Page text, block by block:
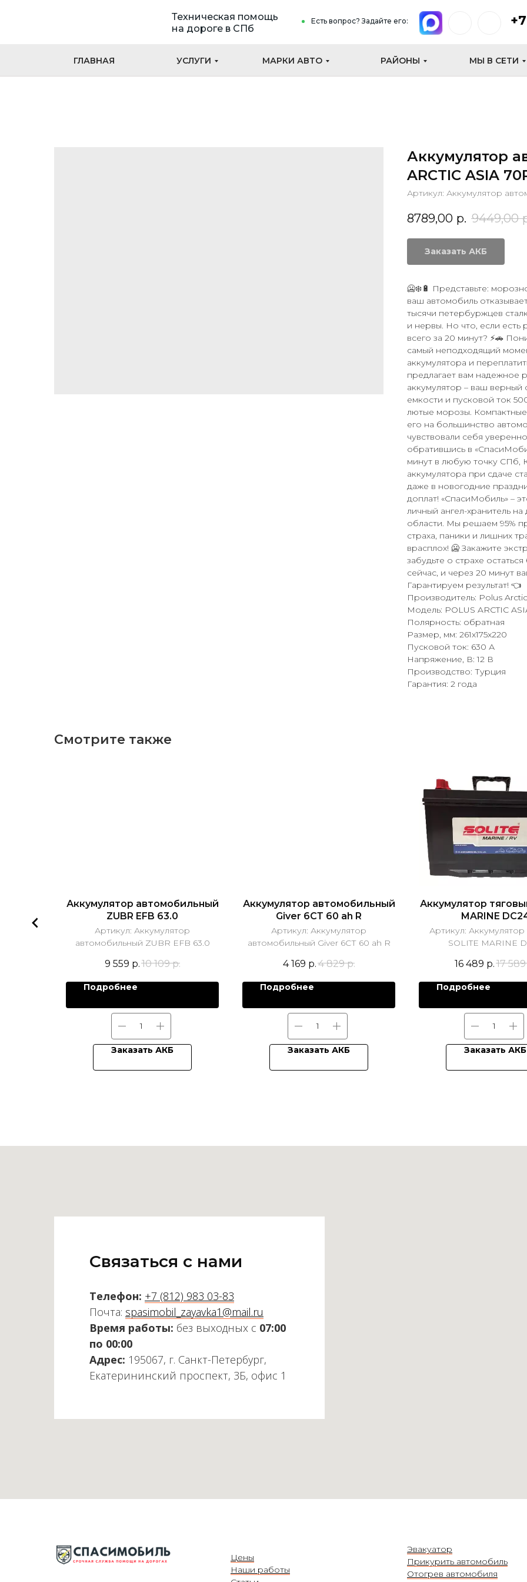
Есть вопрос? Задайте его:
ГЛАВНАЯ УСЛУГИ МАРКИ АВТО РАЙОНЫ МЫ В СЕТИ
Техническая помощь
на дороге в СПб
Аккумулятор
ARCTIC ASIA
Артикул: Аккумулятор
8789,00 р. 9449,00
Заказать АКБ
🥶❄️🔋 Представьте:
ваш автомобиль
тысячи петербуржцев
и нервы. Но что, если
всего за 20 минут? ⚡🚗
самый неподходящий
аккумулятора и
предлагает вам надежное
аккумулятор – ваш
емкости и пусковой ток
лютые морозы. Компактные
его на большинство
чувствовали себя
обратившись в
минут в любую точку СПб,
аккумулятора при сдаче
даже в новогодние
доплат! «СпасиМобиль» –
личный ангел-хранитель
области. Мы решаем 95%
страха, паники и лишних
врасплох! 🥶 Закажите
забудьте о страхе
сейчас, и через 20 минут
Гарантируем результат! 👈
Производитель: Polus
Модель: POLUS ARCTIC
Полярность: обратная
Размер, мм: 261x175x220
Пусковой ток: 630 А
Напряжение, В: 12 В
Производство: Турция
Гарантия: 2 года
Смотрите также
Аккумулятор автомобильный
ZUBR EFB 63.0
Артикул: Аккумулятор
автомобильный ZUBR EFB 63.0
9 559 р.10 109 р.
Подробнее
Заказать АКБ
Аккумулятор автомобильный
Giver 6СТ 60 ah R
Артикул: Аккумулятор
автомобильный Giver 6СТ 60 ah R
4 169 р.4 829 р.
Подробнее
Заказать АКБ
Аккумулятор
MARINE
Артикул: Аккумулятор
SOLITE MARINE
16 489 р.17 589
Подробнее
Заказать АКБ
Связаться с нами
Телефон: +7 (812) 983 03-83
Почта: spasimobil_zayavka1@mail.ru
Время работы: без выходных с 07:00
по 00:00
Адрес: 195067, г. Санкт-Петербург,
Екатерининский проспект, 3Б, офис 1
Цены
Наши работы
Эвакуатор
Прикурить автомобиль
Отогрев автомобиля